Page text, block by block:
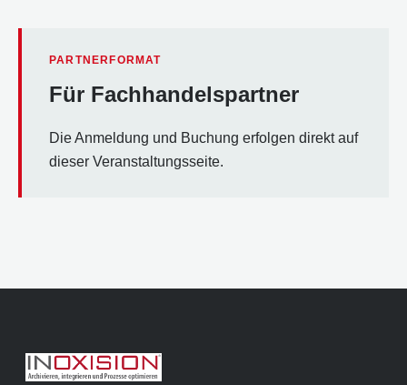
PARTNERFORMAT
Für Fachhandelspartner
Die Anmeldung und Buchung erfolgen direkt auf
dieser Veranstaltungsseite.